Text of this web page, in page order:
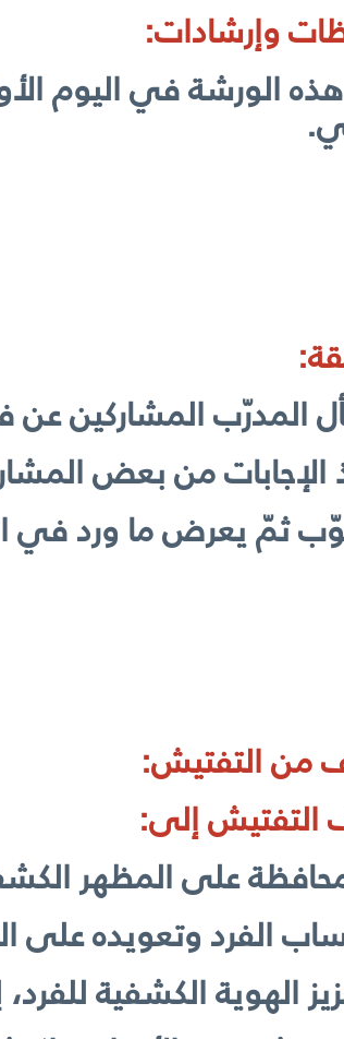
وإرشادات:
المدرّب المشاركين عن
الإجابات من بعض
ثمّ يعرض ما ورد في
من التفتيش:
التفتيش إلى: